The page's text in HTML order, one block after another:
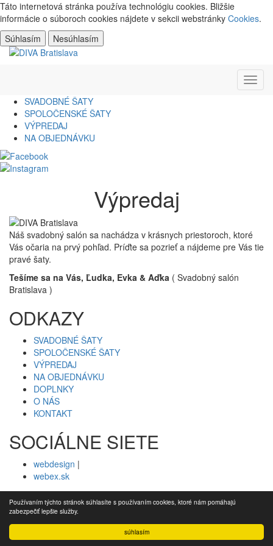
súhlasím
Používaním týchto stránok súhlasíte s používaním cookies, ktoré nám pomáhajú
zabezpečiť lepšie služby.
Táto internetová stránka používa technológiu cookies. Bližšie
informácie o súboroch cookies nájdete v sekcii webstránky Cookies.
Súhlasím
Nesúhlasím
SVADOBNÉ ŠATY
SPOLOČENSKÉ ŠATY
VÝPREDAJ
NA OBJEDNÁVKU
Výpredaj
Náš svadobný salón sa nachádza v krásnych priestoroch, ktoré
Vás očaria na prvý pohľad. Príďte sa pozrieť a nájdeme pre Vás tie
pravé šaty.
Tešíme sa na Vás, Ľudka, Evka & Aďka ( Svadobný salón
Bratislava )
ODKAZY
SVADOBNÉ ŠATY
SPOLOČENSKÉ ŠATY
VÝPREDAJ
NA OBJEDNÁVKU
DOPLNKY
O NÁS
KONTAKT
SOCIÁLNE SIETE
webdesign |
webex.sk